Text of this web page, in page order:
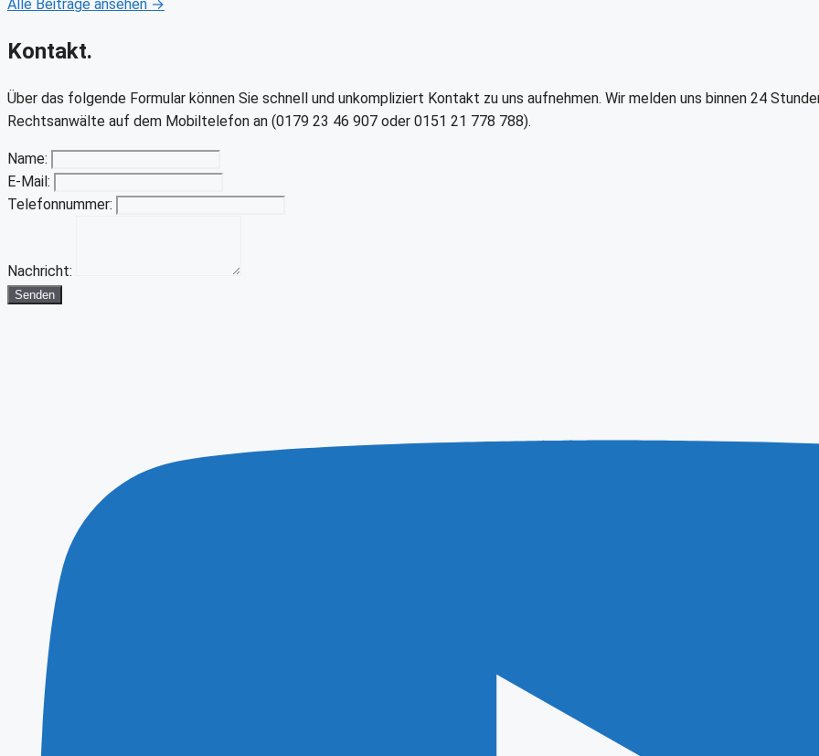
Alle Beiträge ansehen →
Kontakt.
Über das folgende Formular können Sie schnell und unkompliziert Kontakt zu uns aufnehmen. Wir melden uns binnen 24
Rechtsanwälte auf dem Mobiltelefon an (0179 23 46 907 oder 0151 21 778 788).
Name:
E-Mail:
Telefonnummer:
Nachricht:
Senden